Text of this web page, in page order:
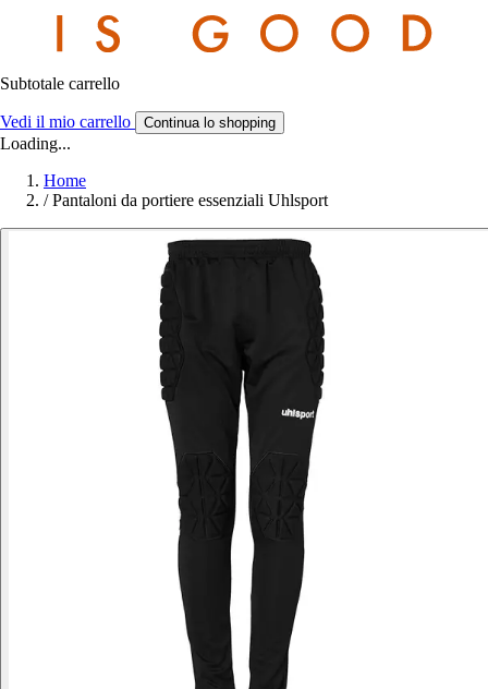
Subtotale carrello
Vedi il mio carrello Continua lo shopping
Loading...
Home
/ Pantaloni da portiere essenziali Uhlsport